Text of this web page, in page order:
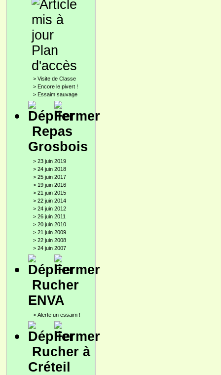
Plan
d'accès
> Visite de Classe
> Encore le pivert !
> Essaim sauvage
Repas
Grosbois
> 23 juin 2019
> 24 juin 2018
> 25 juin 2017
> 19 juin 2016
> 21 juin 2015
> 22 juin 2014
> 24 juin 2012
> 26 juin 2011
> 20 juin 2010
> 21 juin 2009
> 22 juin 2008
> 24 juin 2007
Rucher
ENVA
> Alerte un essaim !
Rucher à
Créteil